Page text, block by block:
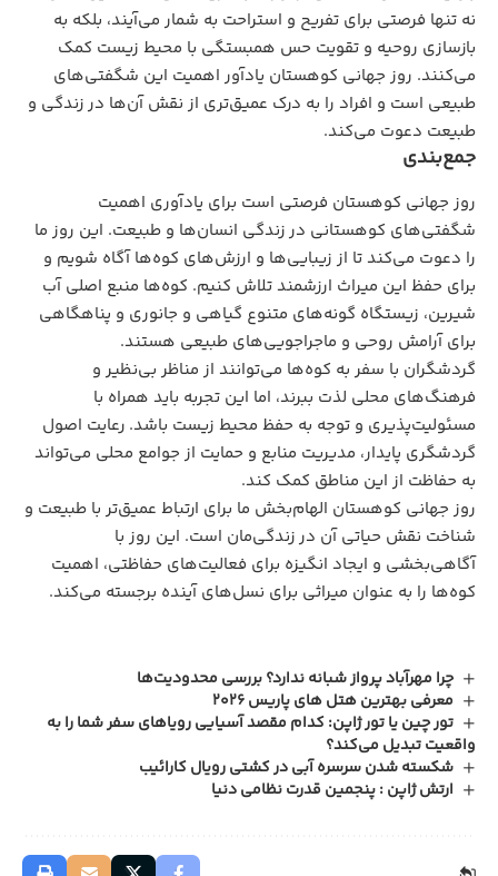
نه تنها فرصتی برای تفریح و استراحت به شمار می‌آیند، بلکه به
بازسازی روحیه و تقویت حس همبستگی با محیط‌ زیست کمک
می‌کنند. روز جهانی کوهستان یادآور اهمیت این شگفتی‌های
طبیعی است و افراد را به درک عمیق‌تری از نقش آن‌ها در زندگی و
طبیعت دعوت می‌کند.
جمع‌بندی
روز جهانی کوهستان فرصتی است برای یادآوری اهمیت
شگفتی‌های کوهستانی در زندگی انسان‌ها و طبیعت. این روز ما
را دعوت می‌کند تا از زیبایی‌ها و ارزش‌های کوه‌ها آگاه شویم و
برای حفظ این میراث ارزشمند تلاش کنیم. کوه‌ها منبع اصلی آب
شیرین، زیستگاه گونه‌های متنوع گیاهی و جانوری و پناهگاهی
برای آرامش روحی و ماجراجویی‌های طبیعی هستند.
گردشگران با سفر به کوه‌ها می‌توانند از مناظر بی‌نظیر و
فرهنگ‌های محلی لذت ببرند، اما این تجربه باید همراه با
مسئولیت‌پذیری و توجه به حفظ محیط‌ زیست باشد. رعایت اصول
گردشگری پایدار، مدیریت منابع و حمایت از جوامع محلی می‌تواند
به حفاظت از این مناطق کمک کند.
روز جهانی کوهستان الهام‌بخش ما برای ارتباط عمیق‌تر با طبیعت و
شناخت نقش حیاتی آن در زندگی‌مان است. این روز با
آگاهی‌بخشی و ایجاد انگیزه برای فعالیت‌های حفاظتی، اهمیت
کوه‌ها را به عنوان میراثی برای نسل‌های آینده برجسته می‌کند.
چرا مهرآباد پرواز شبانه ندارد؟ بررسی محدودیت‌ها
معرفی بهترین هتل های پاریس 2026
تور چین یا تور ژاپن: کدام مقصد آسیایی رویاهای سفر شما را به
واقعیت تبدیل می‌کند؟
شکسته شدن سرسره آبی در کشتی رویال کارائیب
ارتش ژاپن : پنجمین قدرت نظامی دنیا